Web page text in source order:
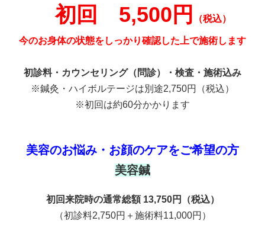
初回 5,500円 （税込）
今のお身体の状態をしっかり確認した上で施術します
初診料・カウンセリング（問診）・検査・施術込み
※鍼灸・ハイボルテージは別途2,750円（税込）
※初回は約60分かかります
美容のお悩み・お顔のケアをご希望の方
美容鍼
初回来院時の通常総額 13,750円（税込）
（初診料2,750円＋施術料11,000円）